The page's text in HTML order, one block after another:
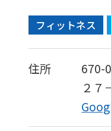
フィットネス
住所 670-
２７